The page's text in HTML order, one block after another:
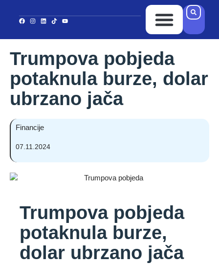
Trumpova pobjeda
potaknula burze, dolar
ubrzano jača
Financije
07.11.2024
Trumpova pobjeda
potaknula burze,
dolar ubrzano jača